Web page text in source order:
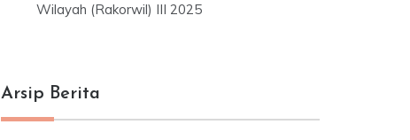
Wilayah (Rakorwil) III 2025
Arsip Berita